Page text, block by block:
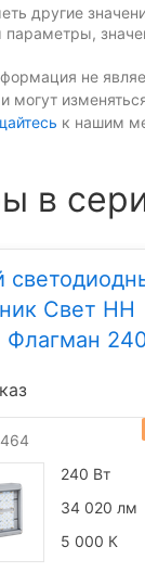
другие
не
могут
к нашим
в
Свет НН
Флагман
240 Вт
34 020 лм
5 000 К